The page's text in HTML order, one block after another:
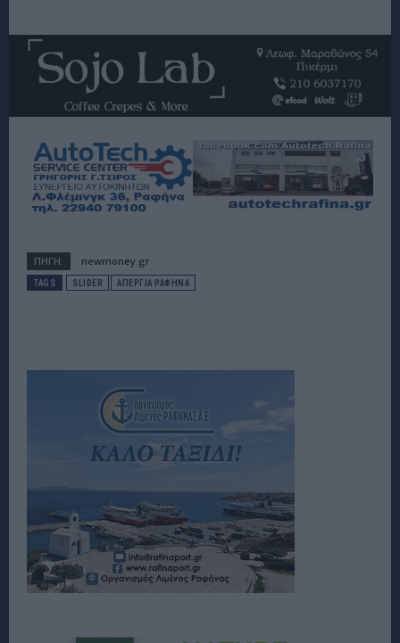
ΠΗΓΗ: newmoney.gr
TAGS SLIDER ΑΠΕΡΓΙΑ ΡΑΦΗΝΑ